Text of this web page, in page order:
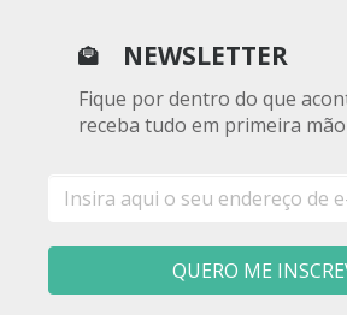
NEWSLETTER
Fique por dentro do que
receba tudo em primeira mão
mail
QUERO ME